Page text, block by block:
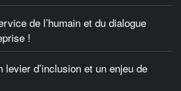
de l’humain et du dialogue
!
levier d’inclusion et un enjeu de